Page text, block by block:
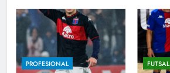
PROFESIONAL FUTSAL
7
TRIUNFAZO